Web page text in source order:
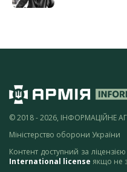
© 2018 - 2026, ІНФОРМАЦІЙНЕ
Міністерство оборони України
Контент доступний за ліцензією
International license якщо не